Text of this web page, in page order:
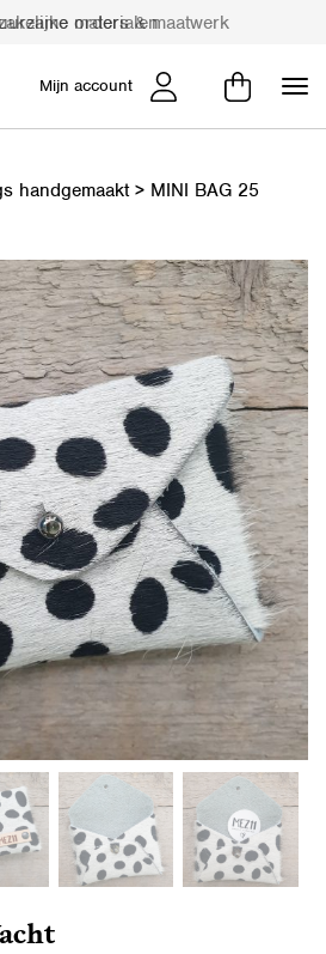
materialen
Mijn account
handgemaakt> MINI BAG 25